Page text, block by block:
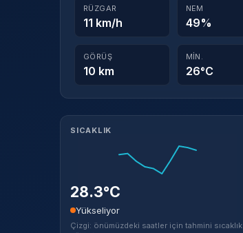
RÜZGAR
11 km/h
NEM
49%
GÖRÜŞ
10 km
MIN.
26°C
Meteorolojik ayrıntılar
SICAKLIK
28.3°C
Yükseliyor
Çizgi: önümüzdeki saatler için tahmini sıcaklık